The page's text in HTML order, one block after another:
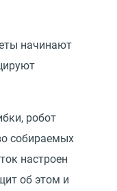
начинают
робот
собираемых
настроен
об этом и